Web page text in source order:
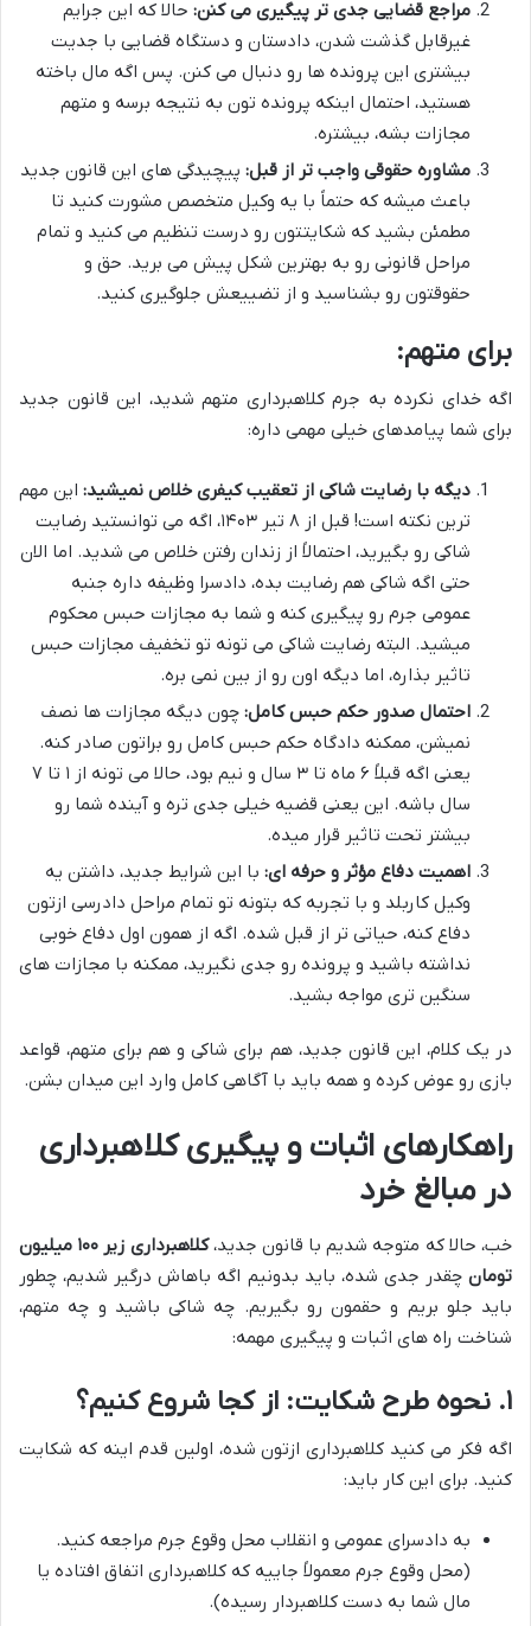
مراجع قضایی جدی تر پیگیری می کنن: حالا که این جرایم
غیرقابل گذشت شدن، دادستان و دستگاه قضایی با جدیت
بیشتری این پرونده ها رو دنبال می کنن. پس اگه مال باخته
هستید، احتمال اینکه پرونده تون به نتیجه برسه و متهم
مجازات بشه، بیشتره.
مشاوره حقوقی واجب تر از قبل: پیچیدگی های این قانون جدید
باعث میشه که حتماً با یه وکیل متخصص مشورت کنید تا
مطمئن بشید که شکایتتون رو درست تنظیم می کنید و تمام
مراحل قانونی رو به بهترین شکل پیش می برید. حق و
حقوقتون رو بشناسید و از تضییعش جلوگیری کنید.
برای متهم:
اگه خدای نکرده به جرم کلاهبرداری متهم شدید، این قانون جدید
برای شما پیامدهای خیلی مهمی داره:
دیگه با رضایت شاکی از تعقیب کیفری خلاص نمیشید: این مهم
ترین نکته است! قبل از ۸ تیر ۱۴۰۳، اگه می توانستید رضایت
شاکی رو بگیرید، احتمالاً از زندان رفتن خلاص می شدید. اما الان
حتی اگه شاکی هم رضایت بده، دادسرا وظیفه داره جنبه
عمومی جرم رو پیگیری کنه و شما به مجازات حبس محکوم
میشید. البته رضایت شاکی می تونه تو تخفیف مجازات حبس
تاثیر بذاره، اما دیگه اون رو از بین نمی بره.
احتمال صدور حکم حبس کامل: چون دیگه مجازات ها نصف
نمیشن، ممکنه دادگاه حکم حبس کامل رو براتون صادر کنه.
یعنی اگه قبلاً ۶ ماه تا ۳ سال و نیم بود، حالا می تونه از ۱ تا ۷
سال باشه. این یعنی قضیه خیلی جدی تره و آینده شما رو
بیشتر تحت تاثیر قرار میده.
اهمیت دفاع مؤثر و حرفه ای: با این شرایط جدید، داشتن یه
وکیل کاربلد و با تجربه که بتونه تو تمام مراحل دادرسی ازتون
دفاع کنه، حیاتی تر از قبل شده. اگه از همون اول دفاع خوبی
نداشته باشید و پرونده رو جدی نگیرید، ممکنه با مجازات های
سنگین تری مواجه بشید.
در یک کلام، این قانون جدید، هم برای شاکی و هم برای متهم، قواعد
بازی رو عوض کرده و همه باید با آگاهی کامل وارد این میدان بشن.
راهکارهای اثبات و پیگیری کلاهبرداری
در مبالغ خرد
خب، حالا که متوجه شدیم با قانون جدید،
کلاهبرداری زیر ۱۰۰ میلیون
تومان چقدر جدی شده، باید بدونیم اگه باهاش درگیر شدیم، چطور
باید جلو بریم و حقمون رو بگیریم. چه شاکی باشید و چه متهم،
شناخت راه های اثبات و پیگیری مهمه:
۱. نحوه طرح شکایت: از کجا شروع کنیم؟
اگه فکر می کنید کلاهبرداری ازتون شده، اولین قدم اینه که شکایت
کنید. برای این کار باید:
به دادسرای عمومی و انقلاب محل وقوع جرم مراجعه کنید.
(محل وقوع جرم معمولاً جاییه که کلاهبرداری اتفاق افتاده یا
مال شما به دست کلاهبردار رسیده).